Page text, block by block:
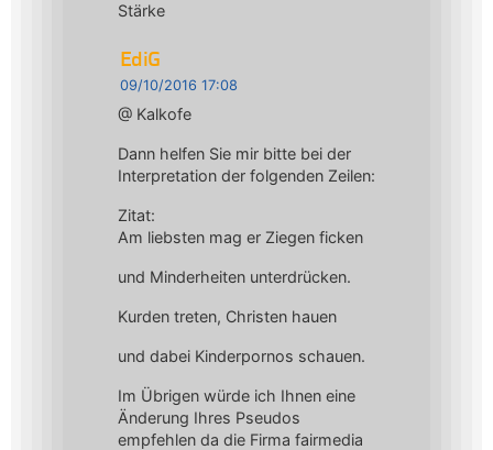
Stärke
EdiG
09/10/2016 17:08
@ Kalkofe
Dann helfen Sie mir bitte bei der
Interpretation der folgenden Zeilen:
Zitat:
Am liebsten mag er Ziegen ficken
und Minderheiten unterdrücken.
Kurden treten, Christen hauen
und dabei Kinderpornos schauen.
Im Übrigen würde ich Ihnen eine
Änderung Ihres Pseudos
empfehlen da die Firma fairmedia